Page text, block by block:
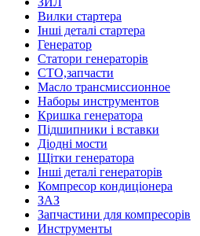
Вилки стартера
Інші деталі стартера
Генератор
Cтатори генераторів
СТО,запчасти
Масло трансмиссионное
Наборы инструментов
Кришка генератора
Підшипники і вставки
Діодні мости
Щітки генератора
Інші деталі генераторів
Компресор кондиціонера
ЗАЗ
Запчастини для компресорів
Инструменты